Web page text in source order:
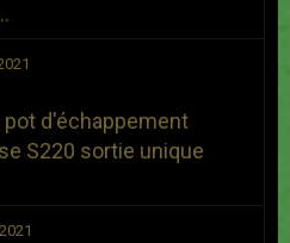
pot d'échappement
S220 sortie unique